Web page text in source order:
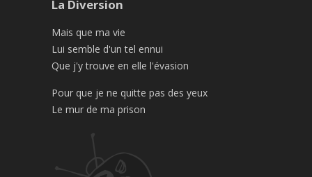
La Diversion
Mais que ma vie
Lui semble d'un tel ennui
Que j'y trouve en elle l'évasion
Pour que je ne quitte pas des yeux
Le mur de ma prison